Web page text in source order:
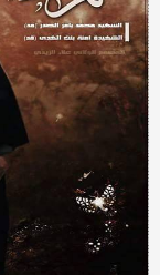
مقالات
عامة
طب وصحة